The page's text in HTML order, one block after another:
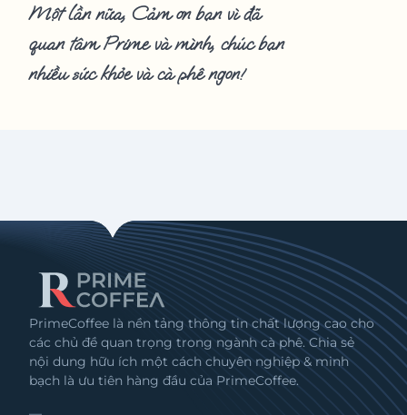
Một lần nữa, Cảm ơn bạn vì đã
quan tâm Prime và mình, chúc bạn
nhiều sức khỏe và cà phê ngon!​
PrimeCoffee là nền tảng thông tin chất lượng cao cho
các chủ đề quan trọng trong ngành cà phê. Chia sẻ
nội dung hữu ích một cách chuyên nghiệp & minh
bạch là ưu tiên hàng đầu của PrimeCoffee.